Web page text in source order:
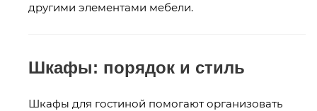
другими элементами мебели.
Шкафы: порядок и стиль
Шкафы для гостиной помогают организовать